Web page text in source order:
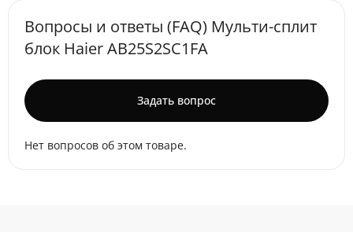
Вопросы и ответы (FAQ) Мульти-сплит
блок Haier AB25S2SC1FA
Задать вопрос
Нет вопросов об этом товаре.